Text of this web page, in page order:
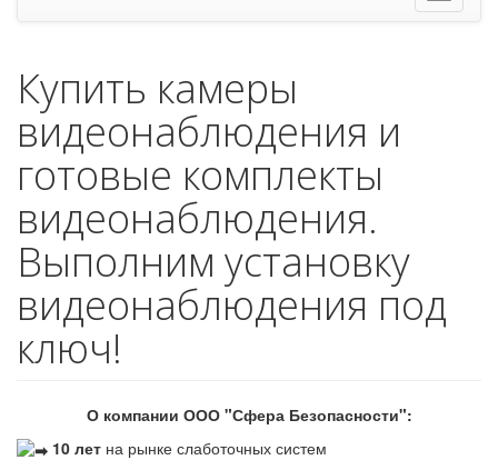
Купить камеры
видеонаблюдения и
готовые комплекты
видеонаблюдения.
Выполним установку
видеонаблюдения под
ключ!
О компании ООО "Сфера Безопасности":
10 лет на рынке слаботочных систем